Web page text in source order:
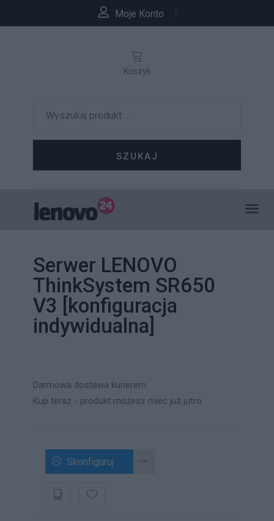
Moje Konto
SZUKAJ
Koszyk
Serwer LENOVO
ThinkSystem SR650
V3 [konfiguracja
indywidualna]
Darmowa dostawa kurierem
Kup teraz - produkt możesz mieć już jutro
Skonfiguruj